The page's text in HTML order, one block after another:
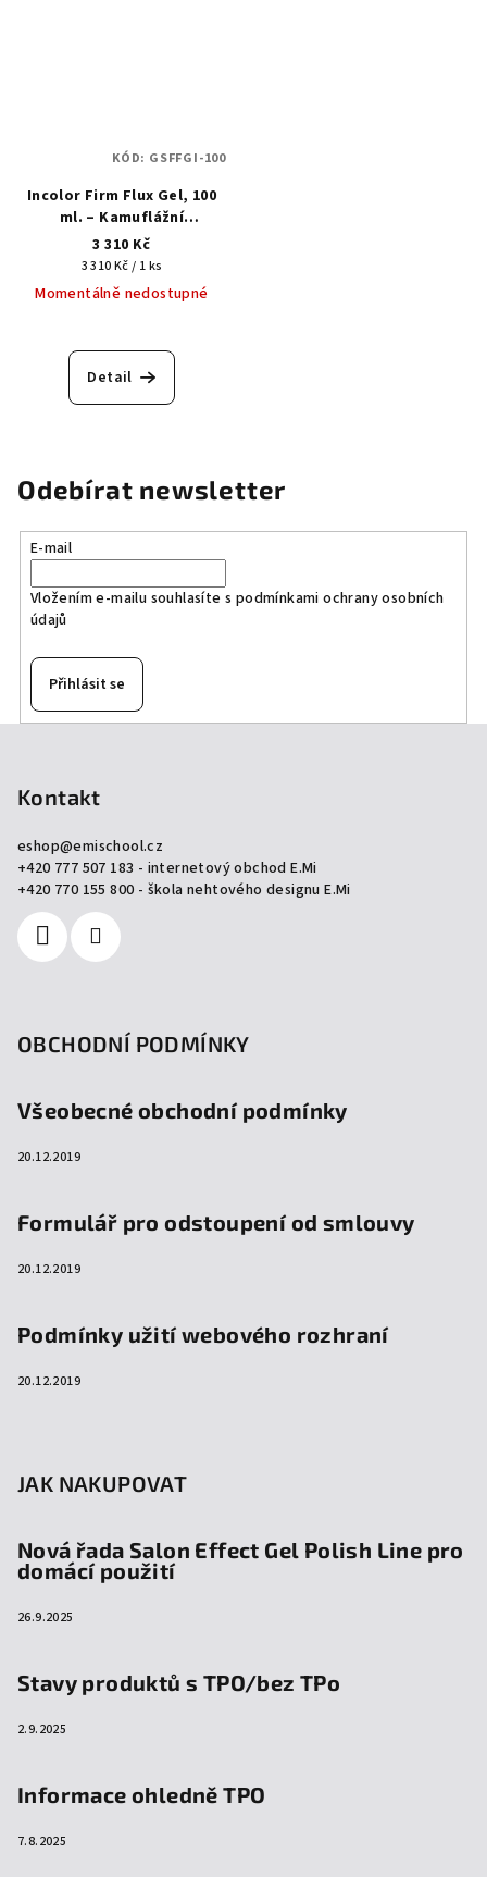
Incolor Firm Flux Gel, 100
ml. – Kamuflážní
multifunkční tekutý
akrylgel
3 310 Kč
Měrná
cena:
3 310 Kč / 1 ks
Momentálně nedostupné
Detail
KÓD: GSFFGI-100
Odebírat newsletter
E-mail
Vložením e-mailu souhlasíte s podmínkami ochrany osobních
údajů
Přihlásit se
Kontakt
eshop@emischool.cz
+420 777 507 183 - internetový obchod E.Mi
+420 770 155 800 - škola nehtového designu E.Mi
OBCHODNÍ PODMÍNKY
Všeobecné obchodní podmínky
20.12.2019
Formulář pro odstoupení od smlouvy
20.12.2019
Podmínky užití webového rozhraní
20.12.2019
JAK NAKUPOVAT
Nová řada Salon Effect Gel Polish Line pro
domácí použití
26.9.2025
Stavy produktů s TPO/bez TPo
2.9.2025
Informace ohledně TPO
7.8.2025